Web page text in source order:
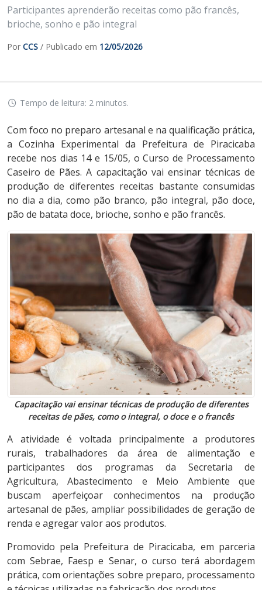
Participantes aprenderão receitas como pão francês,
brioche, sonho e pão integral
Por CCS / Publicado em 12/05/2026
Tempo de leitura: 2 minutos.
Com foco no preparo artesanal e na qualificação prática,
a Cozinha Experimental da Prefeitura de Piracicaba
recebe nos dias 14 e 15/05, o Curso de Processamento
Caseiro de Pães. A capacitação vai ensinar técnicas de
produção de diferentes receitas bastante consumidas
no dia a dia, como pão branco, pão integral, pão doce,
pão de batata doce, brioche, sonho e pão francês.
Capacitação vai ensinar técnicas de produção de diferentes
receitas de pães, como o integral, o doce e o francês
A atividade é voltada principalmente a produtores
rurais, trabalhadores da área de alimentação e
participantes dos programas da Secretaria de
Agricultura, Abastecimento e Meio Ambiente que
buscam aperfeiçoar conhecimentos na produção
artesanal de pães, ampliar possibilidades de geração de
renda e agregar valor aos produtos.
Promovido pela Prefeitura de Piracicaba, em parceria
com Sebrae, Faesp e Senar, o curso terá abordagem
prática, com orientações sobre preparo, processamento